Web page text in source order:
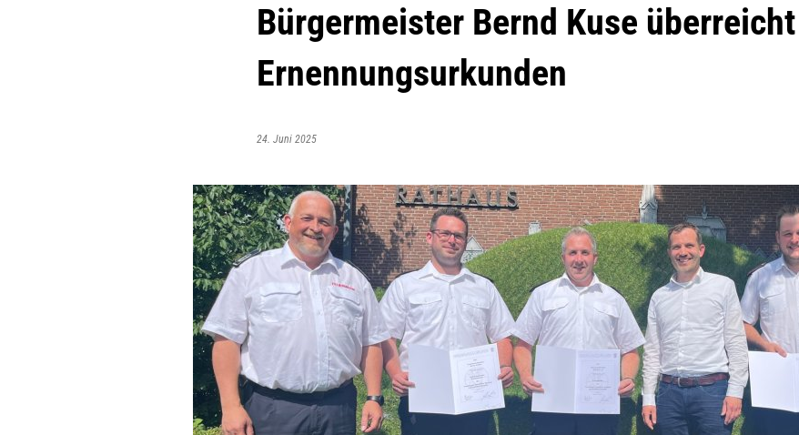
Bürgermeister Bernd Kuse überreicht
Ernennungsurkunden
24. Juni 2025